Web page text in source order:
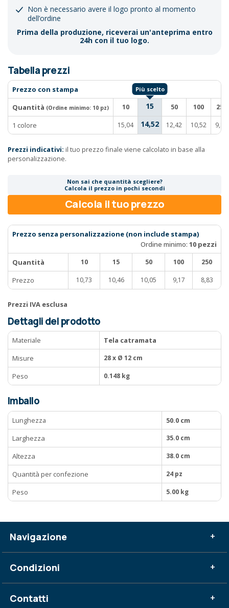
Non è necessario avere il logo pronto al momento
dell’ordine
Prima della produzione, riceverai un'anteprima entro
24h con il tuo logo.
Tabella prezzi
Prezzo con stampa
Quantità (Ordine minimo: 10 pz) 10 15 50 100 250
1 colore 15,04 14,52 12,42 10,52 9,81
Prezzi indicativi: il tuo prezzo finale viene calcolato in base alla
personalizzazione.
Non sai che quantità scegliere?
Calcola il prezzo in pochi secondi
Calcola il tuo prezzo
Prezzo senza personalizzazione (non include stampa)
Ordine minimo: 10 pezzi
Quantità
10 15 50 100 250
Prezzo 10,73 10,46 10,05 9,17 8,83
Prezzi IVA esclusa
Dettagli del prodotto
Materiale
Tela catramata
Misure
28 x Ø 12 cm
Peso 0.148 kg
Imballo
Lunghezza
50.0 cm
Larghezza
35.0 cm
Altezza 38.0 cm
Quantità per confezione 24 pz
Peso 5.00 kg
Navigazione +
Condizioni +
Contatti +